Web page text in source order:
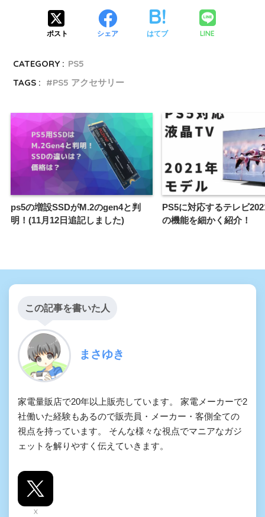
ポスト シェア はてブ LINE
CATEGORY : PS5
TAGS :
PS5 アクセサリー
ps5の増設SSDがM.2のgen4と判
明！(11月12日追記しました)
PS5に対応するテレビ
の機能を細かく紹介！
この記事を書いた人
まさゆき
家電量販店で20年以上販売しています。 家電メーカーで2
社働いた経験もあるので販売員・メーカー・客側全ての
視点を持っています。 そんな様々な視点でマニアなガジ
ェットを解りやすく伝えていきます。
X